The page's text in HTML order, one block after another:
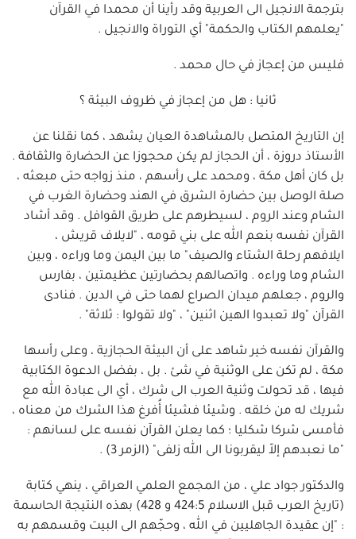
بترجمة الانجيل الى العربية وقد رأينا أن محمدا في القرآن
"يعلمهم الكتاب والحكمة" أي التوراة والانجيل .
فليس من إعجاز في حال محمد .
ثانيا : هل من إعجاز في ظروف البيئة ؟
إن التاريخ المتصل بالمشاهدة العيان يشهد ، كما نقلنا عن
الأستاذ دروزة ، أن الحجاز لم يكن محجوزا عن الحضارة والثقافة .
بل كان أهل مكة ، ومحمد على رأسهم ، منذ زواجه حتى مبعثه ،
صلة الوصل بين حضارة الشرق في الهند وحضارة الغرب في
الشام وعند الروم ، لسيطرهم على طريق القوافل . وقد أشاد
القرآن نفسه بنعم الله على بني قومه ، "لايلاف قريش ،
ايلافهم رحلة الشتاء والصيف" ما بين اليمن وما وراءه ، وبين
الشام وما وراءه . واتصالهم بحضارتين عظيمتين ، بفارس
والروم ، جعلهم ميدان الصراع لهما حتى في الدين . فنادى
القرآن "ولا تعبدوا الهين اثنين" ، "ولا تقولوا : ثلاثة" .
والقرآن نفسه خير شاهد على أن البيئة الحجازية ، وعلى رأسها
مكة ، لم تكن على الوثنية في شئ . بل ، بفضل الدعوة الكتابية
فيها ، قد تحولت وثنية العرب الى شرك ، أي الى عبادة الله مع
شريك له من خلقه . وشيئا فشيئا أُفرغ هذا الشرك من معناه ،
فأمسى شركا شكليا ؛ كما يعلن القرآن نفسه على لسانهم :
"ما نعبدهم إلاّ ليقربونا الى الله زلفى" (الزمر 3) .
والدكتور جواد علي ، من المجمع العلمي العراقي ، ينهي كتابة
(تاريخ العرب قبل الاسلام 424:5 و 428) بهذه النتيجة الحاسمة
: "إن عقيدة الجاهليين في الله ، وحجّهم الى البيت وقسمهم به